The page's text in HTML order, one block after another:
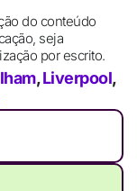
do conteúdo
seja
por escrito.
,Liverpool,